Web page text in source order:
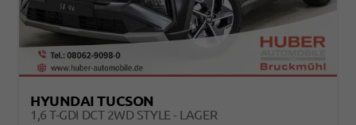
HYUNDAI TUCSON
1,6 T-GDI DCT 2WD STYLE - LAGER